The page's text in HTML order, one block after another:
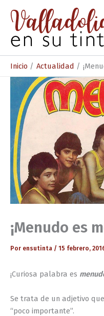
contenido
Inicio Actualidad
¡Menudo es
Por ensutinta / 15 febrero,
¡Curiosa palabra es
Se trata de un adjetivo que
“poco importante”.